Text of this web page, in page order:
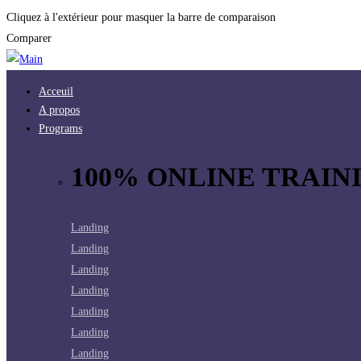
Cliquez à l'extérieur pour masquer la barre de comparaison
Comparer
Acceuil
A propos
Programs
100% ONLINE
Landing
Landing
Landing
Landing
Landing
Landing
Landing